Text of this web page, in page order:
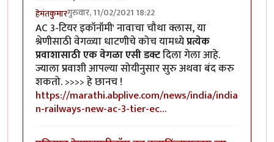
हेमंतकुमारगुरुवार, 11/02/2021 18:22
AC 3-टियर इकॉनॉमी' नावाचा चौथा क्लास, या
श्रेणीसाठी वेगळ्या धाटणीचे कोच यामध्येप्रत्येक
प्रवाशासाठी एक वेगळा एसी डक्टदिला गेला आहे.
ज्याला प्रवाशी आपल्या सोयीनुसार सुरु अथवा बंद करु
शकतो. >>>> हे छानच !
https://marathi.abplive.com/news/india/india
n-railways-new-ac-3-tier-ec…